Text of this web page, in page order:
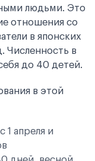
людьми. Это
отношения со
в японских
Численность в
до 40 детей.
в этой
1 апреля и